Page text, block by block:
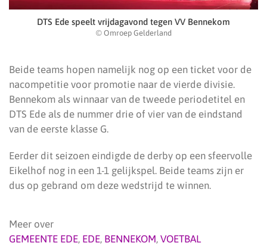
DTS Ede speelt vrijdagavond tegen VV Bennekom
© Omroep Gelderland
Beide teams hopen namelijk nog op een ticket voor de
nacompetitie voor promotie naar de vierde divisie.
Bennekom als winnaar van de tweede periodetitel en
DTS Ede als de nummer drie of vier van de eindstand
van de eerste klasse G.
Eerder dit seizoen eindigde de derby op een sfeervolle
Eikelhof nog in een 1-1 gelijkspel. Beide teams zijn er
dus op gebrand om deze wedstrijd te winnen.
Meer over
GEMEENTE EDE, EDE, BENNEKOM, VOETBAL